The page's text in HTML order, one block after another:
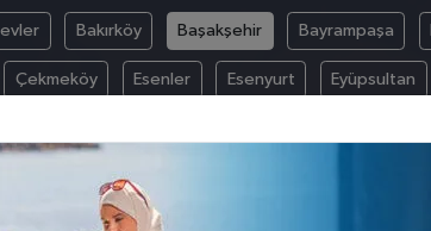
Bakırköy Başakşehir Bayrampaşa
Çekmeköy Esenler Esenyurt Eyüpsultan
Ümraniye